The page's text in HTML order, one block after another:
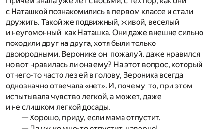
с Наташкой познакомились в первом классе и стали
дружить. Такой же подвижный, живой, веселый
и неугомонный, как Наташка. Они даже внешне сильно
походили друг на друга, хотя были только
двоюродными. Веронике он, пожалуй, даже нравился,
но вот нравилась ли она ему? На этот вопрос, который
отчего-то часто лез ей в голову, Вероника всегда
однозначно отвечала «нет». И, почему-то, при этом
испытывала чувство легкой, а может, даже
и не слишком легкой досады.
— Хорошо, приду, если мама отпустит.